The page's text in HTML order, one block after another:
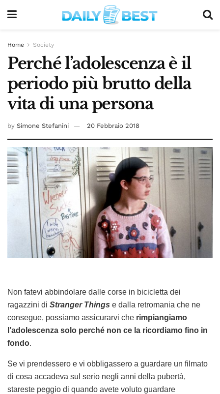
Home Society
Perché l’adolescenza è il
periodo più brutto della
vita di una persona
by Simone Stefanini 20 Febbraio 2018
Non fatevi abbindolare dalle corse in bicicletta dei
ragazzini di Stranger Things e dalla retromania che ne
consegue, possiamo assicurarvi che rimpiangiamo
l’adolescenza solo perché non ce la ricordiamo fino in
fondo.
Se vi prendessero e vi obbligassero a guardare un filmato
di cosa accadeva sul serio negli anni della pubertà,
stareste peggio di quando avete voluto guardare